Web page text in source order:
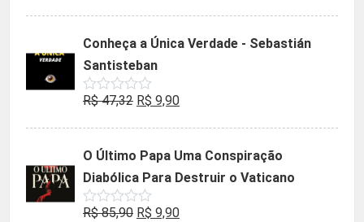
de
era:
R$ 35,90.
é:
Conheça a Única Verdade - Sebastián
Santisteban
Avaliação
de
R$47,32 O
era:
R$ 47,32.
R$ 9,90O
é:
R$ 9,90.
O Último Papa Uma Conspiração
Diabólica Para Destruir o Vaticano
Avaliação
R$85,90 O
R$ 9,90O